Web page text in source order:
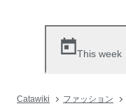
This week
Catawiki ファッション